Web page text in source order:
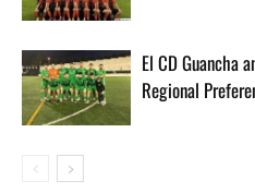
El CD Guancha
Regional